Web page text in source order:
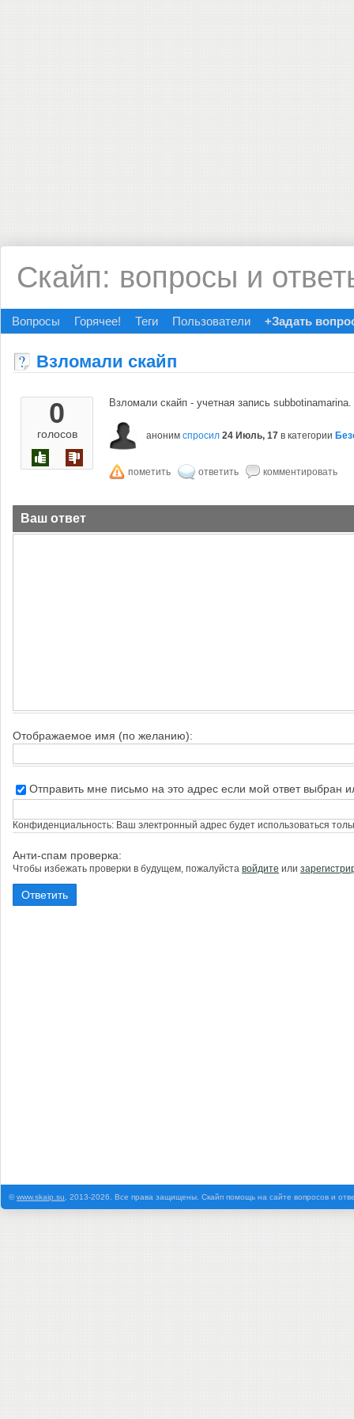
Скайп: вопросы и
Вопросы Горячее! Теги Пользователи +Задать
Взломали скайп
0
голосов
Взломали скайп - учетная запись
аноним спросил 24 Июль, 17 в категории
Ваш ответ
Отображаемое имя (по желанию):
Отправить мне письмо на это адрес если мой ответ выбран
Конфиденциальность: Ваш электронный адрес будет использоваться
Анти-спам проверка:
Чтобы избежать проверки в будущем, пожалуйста войдите или
©www.skaip.su , 2013-2026. Все права защищены. Скайп помощь на сайте вопросов и